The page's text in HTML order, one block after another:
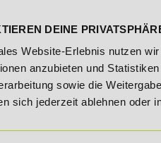
DEINE
Website-Erlebnis nutzen
anzubieten und
sowie die
sich jederzeit ablehnen oder
Bildungsroute! 20%